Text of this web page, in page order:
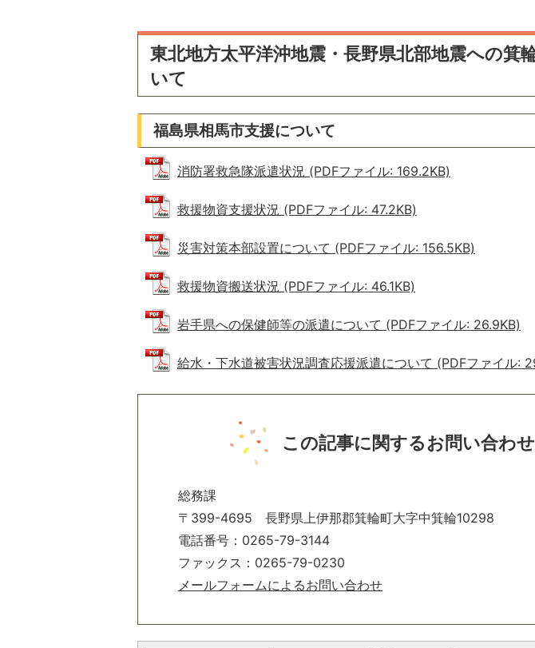
東北地方太平洋沖地震・長野県北部地震への箕
いて
福島県相馬市支援について
消防署救急隊派遣状況 (PDFファイル: 169.2KB)
救援物資支援状況 (PDFファイル: 47.2KB)
災害対策本部設置について (PDFファイル: 156.5KB)
救援物資搬送状況 (PDFファイル: 46.1KB)
岩手県への保健師等の派遣について (PDFファイル: 26.9KB)
給水・下水道被害状況調査応援派遣について (PDFファイル:
この記事に関するお問い合わ
総務課
〒399-4695 長野県上伊那郡箕輪町大字中箕輪10298
電話番号：0265-79-3144
ファックス：0265-79-0230
メールフォームによるお問い合わせ